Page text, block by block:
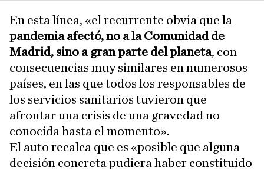
En esta línea, «el recurrente obvia que la
pandemia afectó, no a la Comunidad de
Madrid, sino a gran parte del planeta, con
consecuencias muy similares en numerosos
países, en las que todos los responsables de
los servicios sanitarios tuvieron que
afrontar una crisis de una gravedad no
conocida hasta el momento».
El auto recalca que es «posible que alguna
decisión concreta pudiera haber constituido